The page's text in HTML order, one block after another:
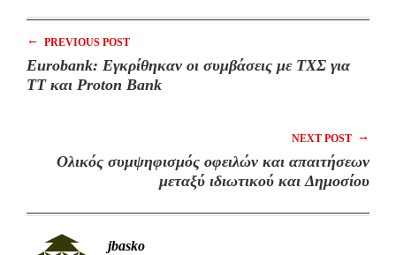
← PREVIOUS POST
Eurobank: Εγκρίθηκαν οι συμβάσεις με ΤΧΣ για
ΤΤ και Proton Bank
NEXT POST →
Ολικός συμψηφισμός οφειλών και απαιτήσεων
μεταξύ ιδιωτικού και Δημοσίου
jbasko